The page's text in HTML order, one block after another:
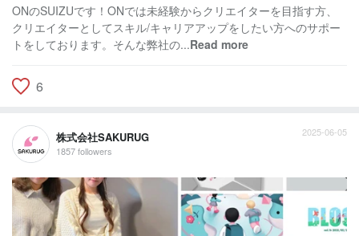
ONのSUIZUです！ONでは未経験からクリエイターを目指す方、
クリエイターとしてスキル/キャリアアップをしたい方へのサポー
トをしております。そんな弊社の...Read more
6
株式会社SAKURUG
1857 followers
2025-06-05